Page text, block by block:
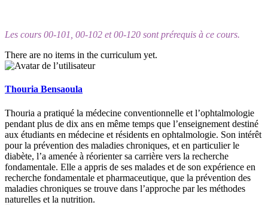
Les cours 00-101, 00-102 et 00-120 sont prérequis à ce cours.
There are no items in the curriculum yet.
Thouria Bensaoula
Thouria a pratiqué la médecine conventionnelle et l’ophtalmologie
pendant plus de dix ans en même temps que l’enseignement destiné
aux étudiants en médecine et résidents en ophtalmologie. Son intérêt
pour la prévention des maladies chroniques, et en particulier le
diabète, l’a amenée à réorienter sa carrière vers la recherche
fondamentale. Elle a appris de ses malades et de son expérience en
recherche fondamentale et pharmaceutique, que la prévention des
maladies chroniques se trouve dans l’approche par les méthodes
naturelles et la nutrition.